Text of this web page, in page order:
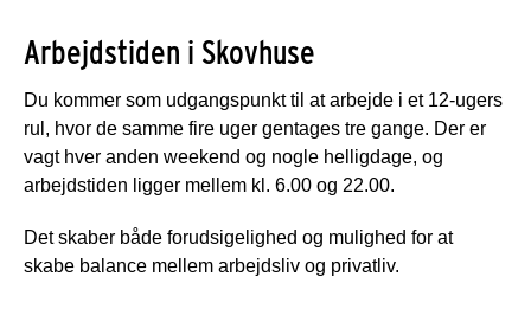
Arbejdstiden i Skovhuse
Du kommer som udgangspunkt til at arbejde i et 12-ugers
rul, hvor de samme fire uger gentages tre gange. Der er
vagt hver anden weekend og nogle helligdage, og
arbejdstiden ligger mellem kl. 6.00 og 22.00.
Det skaber både forudsigelighed og mulighed for at
skabe balance mellem arbejdsliv og privatliv.